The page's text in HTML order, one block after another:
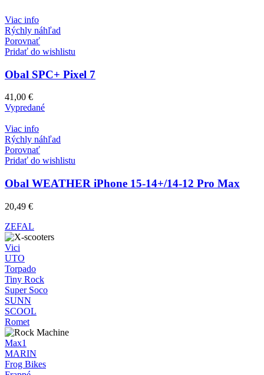
Viac info
Rýchly náhľad
Porovnať
Pridať do wishlistu
Obal SPC+ Pixel 7
41,00 €
Vypredané
Viac info
Rýchly náhľad
Porovnať
Pridať do wishlistu
Obal WEATHER iPhone 15-14+/14-12 Pro Max
20,49 €
ZEFAL
Vici
UTO
Torpado
Tiny Rock
Super Soco
SUNN
SCOOL
Romet
Max1
MARIN
Frog Bikes